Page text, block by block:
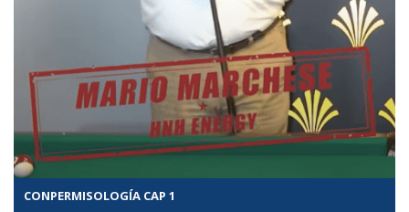
CONPERMISOLOGÍA CAP 1